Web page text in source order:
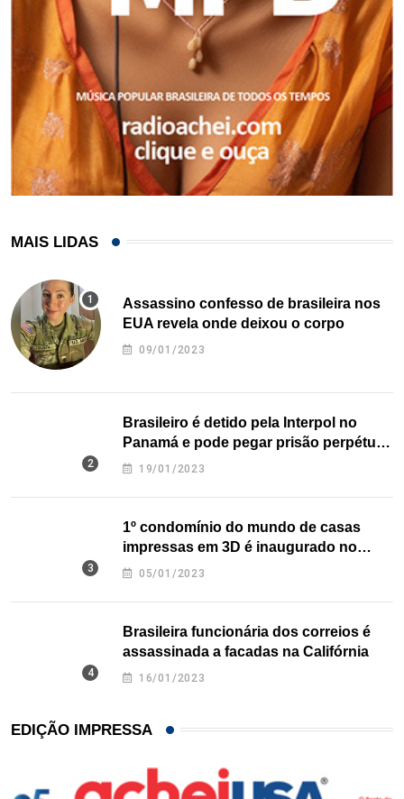
MAIS LIDAS
Assassino confesso de brasileira nos
EUA revela onde deixou o corpo
09/01/2023
Brasileiro é detido pela Interpol no
Panamá e pode pegar prisão perpétua
nos EUA
19/01/2023
1º condomínio do mundo de casas
impressas em 3D é inaugurado no
Texas
05/01/2023
Brasileira funcionária dos correios é
assassinada a facadas na Califórnia
16/01/2023
EDIÇÃO IMPRESSA